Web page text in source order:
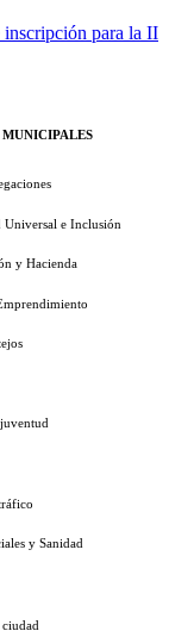
para la II
Universal e Inclusión
y Hacienda
y Sanidad